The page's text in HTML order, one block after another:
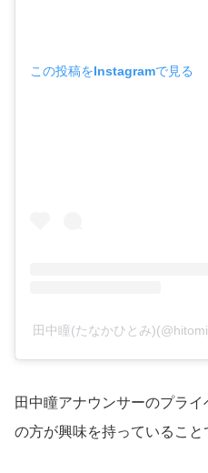
この投稿をInstagramで見る
田中瞳(たなかひとみ
田中瞳アナウンサーのプラ
の方が興味を持っていること